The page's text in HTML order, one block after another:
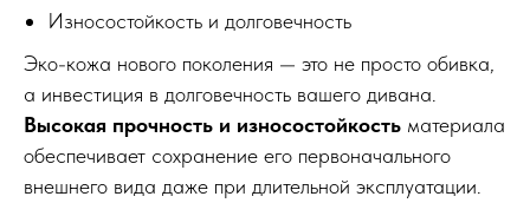
Износостойкость и долговечность
Эко-кожа нового поколения — это не просто обивка,
а инвестиция в долговечность вашего дивана.
Высокая прочность и износостойкость материала
обеспечивает сохранение его первоначального
внешнего вида даже при длительной эксплуатации.